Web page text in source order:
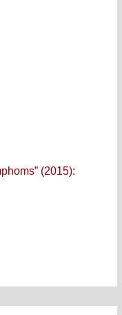
(2015):